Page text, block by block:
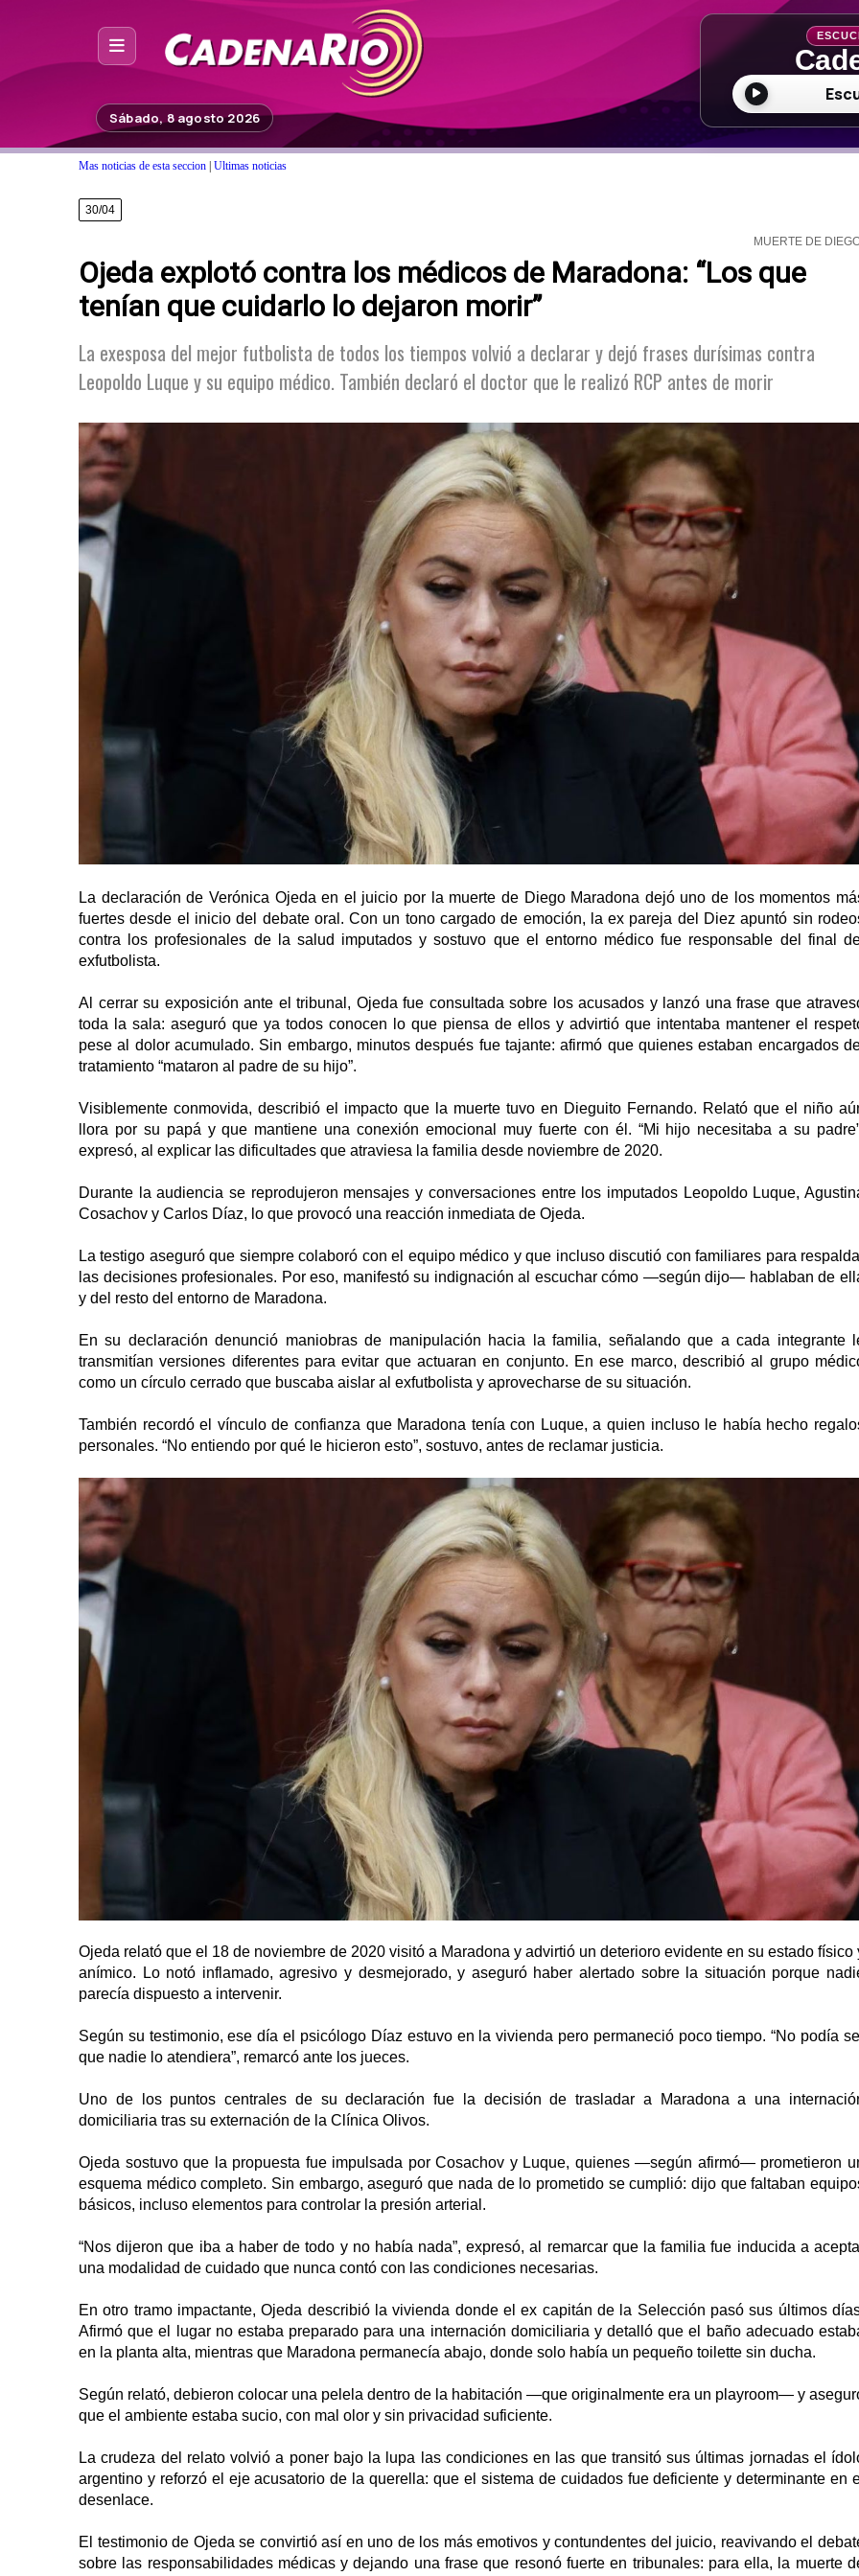
Noticias
Fuera de Foco
Programación
Contacto
Sábado, 8 agosto 2026
Mas noticias de esta seccion Ultimas noticias
30/04
MUERTE DE
Ojeda explotó contra los médicos de Maradona: “Los que
tenían que cuidarlo lo dejaron morir”
La exesposa del mejor futbolista de todos los tiempos volvió a declarar y dejó frases durísimas contra
Leopoldo Luque y su equipo médico. También declaró el doctor que le realizó RCP antes de morir
La declaración de Verónica Ojeda en el juicio por la muerte de Diego Maradona dejó uno de los momentos
fuertes desde el inicio del debate oral. Con un tono cargado de emoción, la ex pareja del Diez apuntó sin
contra los profesionales de la salud imputados y sostuvo que el entorno médico fue responsable del final
exfutbolista.
Al cerrar su exposición ante el tribunal, Ojeda fue consultada sobre los acusados y lanzó una frase que
toda la sala: aseguró que ya todos conocen lo que piensa de ellos y advirtió que intentaba mantener el
pese al dolor acumulado. Sin embargo, minutos después fue tajante: afirmó que quienes estaban encargados
tratamiento “mataron al padre de su hijo”.
Visiblemente conmovida, describió el impacto que la muerte tuvo en Dieguito Fernando. Relató que el niño
llora por su papá y que mantiene una conexión emocional muy fuerte con él. “Mi hijo necesitaba a su
expresó, al explicar las dificultades que atraviesa la familia desde noviembre de 2020.
Durante la audiencia se reprodujeron mensajes y conversaciones entre los imputados Leopoldo Luque,
Cosachov y Carlos Díaz, lo que provocó una reacción inmediata de Ojeda.
La testigo aseguró que siempre colaboró con el equipo médico y que incluso discutió con familiares para
las decisiones profesionales. Por eso, manifestó su indignación al escuchar cómo —según dijo— hablaban de
y del resto del entorno de Maradona.
En su declaración denunció maniobras de manipulación hacia la familia, señalando que a cada integrante
transmitían versiones diferentes para evitar que actuaran en conjunto. En ese marco, describió al grupo
como un círculo cerrado que buscaba aislar al exfutbolista y aprovecharse de su situación.
También recordó el vínculo de confianza que Maradona tenía con Luque, a quien incluso le había hecho
personales. “No entiendo por qué le hicieron esto”, sostuvo, antes de reclamar justicia.
Ojeda relató que el 18 de noviembre de 2020 visitó a Maradona y advirtió un deterioro evidente en su estado físico
anímico. Lo notó inflamado, agresivo y desmejorado, y aseguró haber alertado sobre la situación porque
parecía dispuesto a intervenir.
Según su testimonio, ese día el psicólogo Díaz estuvo en la vivienda pero permaneció poco tiempo. “No podía
que nadie lo atendiera”, remarcó ante los jueces.
Uno de los puntos centrales de su declaración fue la decisión de trasladar a Maradona a una
domiciliaria tras su externación de la Clínica Olivos.
Ojeda sostuvo que la propuesta fue impulsada por Cosachov y Luque, quienes —según afirmó— prometieron
esquema médico completo. Sin embargo, aseguró que nada de lo prometido se cumplió: dijo que faltaban
básicos, incluso elementos para controlar la presión arterial.
“Nos dijeron que iba a haber de todo y no había nada”, expresó, al remarcar que la familia fue inducida a
una modalidad de cuidado que nunca contó con las condiciones necesarias.
En otro tramo impactante, Ojeda describió la vivienda donde el ex capitán de la Selección pasó sus últimos
Afirmó que el lugar no estaba preparado para una internación domiciliaria y detalló que el baño adecuado
en la planta alta, mientras que Maradona permanecía abajo, donde solo había un pequeño toilette sin ducha.
Según relató, debieron colocar una pelela dentro de la habitación —que originalmente era un playroom— y
que el ambiente estaba sucio, con mal olor y sin privacidad suficiente.
La crudeza del relato volvió a poner bajo la lupa las condiciones en las que transitó sus últimas jornadas el
argentino y reforzó el eje acusatorio de la querella: que el sistema de cuidados fue deficiente y determinante en
desenlace.
El testimonio de Ojeda se convirtió así en uno de los más emotivos y contundentes del juicio, reavivando el
sobre las responsabilidades médicas y dejando una frase que resonó fuerte en tribunales: para ella, la muerte